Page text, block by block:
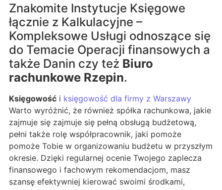
Znakomite Instytucje Księgowe
łącznie z Kalkulacyjne –
Kompleksowe Usługi odnoszące się
do Temacie Operacji finansowych a
także Danin czy też Biuro
rachunkowe Rzepin.
Księgowość i księgowość dla firmy z Warszawy
Warto wyróżnić, że również spółka rachunkowa, jakie
zajmuje się zajmuje się pełną obsługą budżetową,
pełni także rolę współpracownik, jaki pomoże
pomoże Tobie w organizowaniu budżetu w przyszłym
okresie. Dzięki regularnej ocenie Twojego zaplecza
finansowego i fachowym rekomendacjom, masz
szansę efektywniej kierować swoimi środkami,